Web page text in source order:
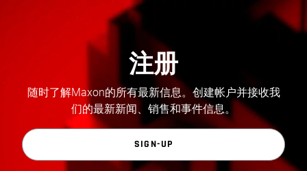
注册
随时了解Maxon的所有最新信息。创建帐户并接收我
们的最新新闻、销售和事件信息。
SIGN-UP